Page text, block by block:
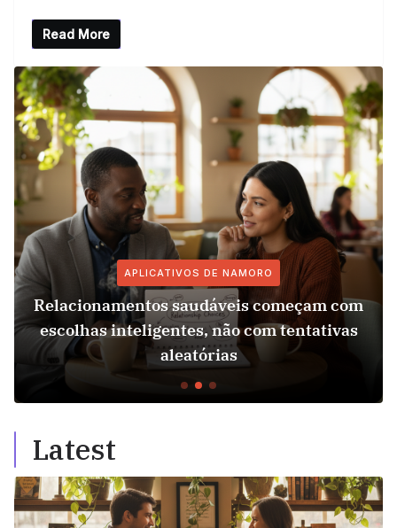
Read More
APLICATIVOS DE NAMORO
Relacionamentos saudáveis começam com
escolhas inteligentes, não com tentativas
aleatórias
Latest